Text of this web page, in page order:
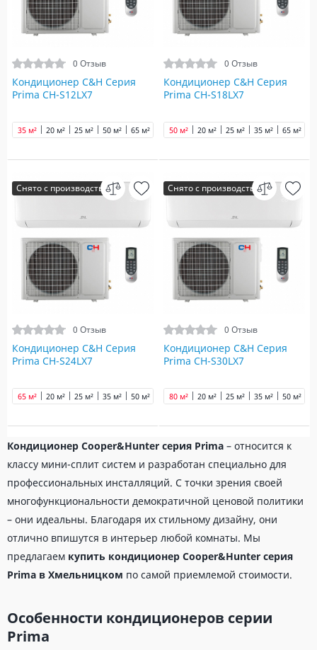
0 Отзыв
Кондиционер C&H Серия
Prima CH-S12LX7
20 м² 25 м²
35 м² 50 м² 65 м² 80 м²
0 Отзыв
Кондиционер C&H Серия
Prima CH-S18LX7
20 м² 25 м² 35 м²
50 м² 65 м²
Снято с производства
0 Отзыв
Кондиционер C&H Серия
Prima CH-S24LX7
20 м² 25 м² 35 м² 50 м²
65 м² 80 м²
Снято с производства
0 Отзыв
Кондиционер C&H Серия
Prima CH-S30LX7
20 м² 25 м² 35 м² 50 м²
80 м²
Кондиционер Cooper&Hunter серия Prima – относится к
классу мини-сплит систем и разработан специально для
профессиональных инсталляций. С точки зрения своей
многофункциональности демократичной ценовой политики
– они идеальны. Благодаря их стильному дизайну, они
отлично впишутся в интерьер любой комнаты. Мы
предлагаем купить кондиционер Cooper&Hunter серия
Prima в Хмельницком по самой приемлемой стоимости.
Особенности кондиционеров серии
Prima